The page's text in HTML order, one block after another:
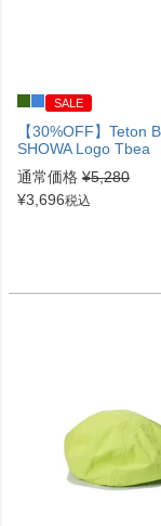
SALE
【30%OFF】Teton
SHOWA Logo Tbea
通常価格 ¥5,280
¥3,696税込